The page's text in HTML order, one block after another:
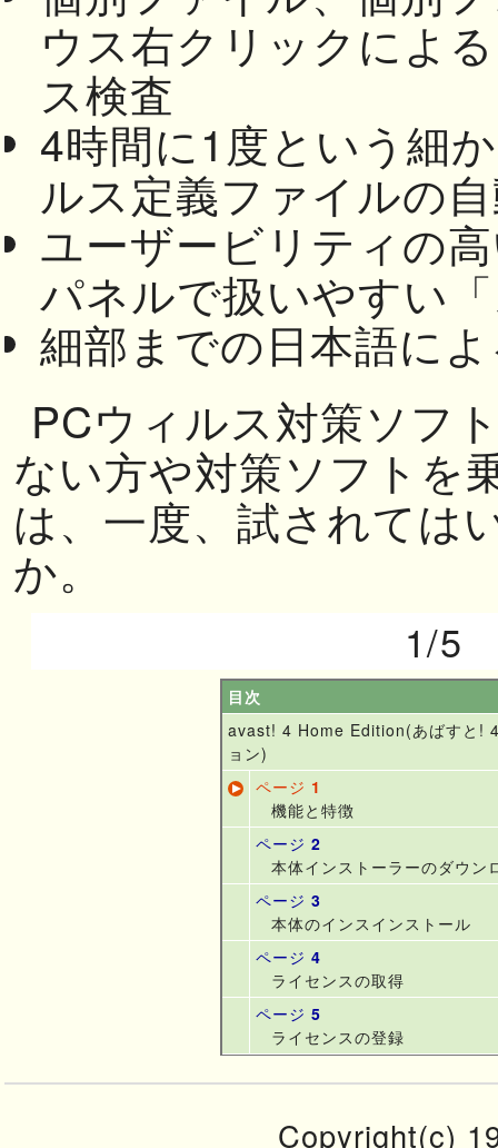
ウス右クリックによ
ス検査
4時間に1度という細
ルス定義ファイルの
ユーザービリティの
パネルで扱いやすい
細部までの日本語に
PCウィルス対策ソフ
ない方や対策ソフトを
は、一度、試されては
か。
1/5
目次
avast! 4 Home Edition(あばすと!
ョン)
ページ 1
機能と特徴
ページ2
本体インストーラーのダウン
ページ3
本体のインスインストール
ページ4
ライセンスの取得
ページ5
ライセンスの登録
Copyright(c)